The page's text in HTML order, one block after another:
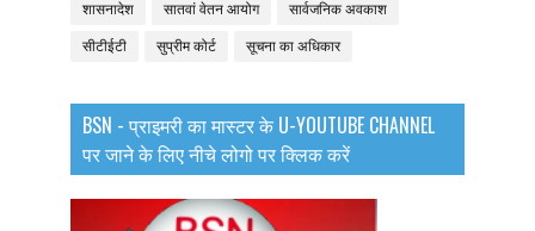
शासनादेश सातवां वेतन आयोग सार्वजनिक अवकाश
सीटीईटी सुप्रीम कोर्ट सूचना का अधिकार
BSN - प्राइमरी का मास्टर के U-YOUTUBE CHANNEL
पर जाने के लिए नीचे लोगो पर क्लिक करें